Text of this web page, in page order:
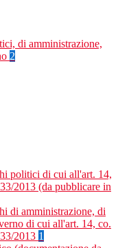
di amministrazione,
2
politici di cui all'art. 14,
2013 (da pubblicare in
di amministrazione, di
di cui all'art. 14, co.
2013 1